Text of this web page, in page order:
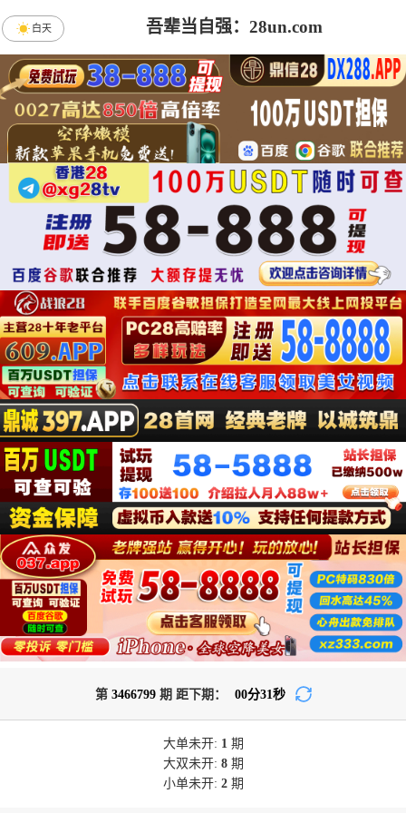
吾辈当自强：28un.com
白天
第 3466799期 距下期： 00分30秒
大单未开: 1期
大双未开: 8期
小单未开: 2期